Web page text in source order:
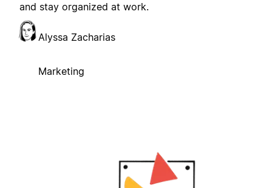
and stay organized at work.
Alyssa Zacharias
Marketing